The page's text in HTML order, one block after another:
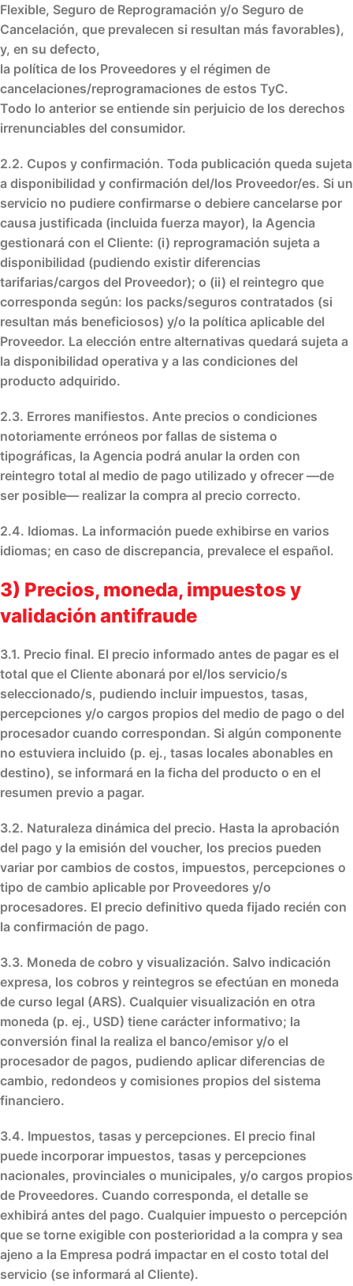
Flexible, Seguro de Reprogramación y/o Seguro de
Cancelación, que prevalecen si resultan más favorables),
y, en su defecto,
la política de los Proveedores y el régimen de
cancelaciones/reprogramaciones de estos TyC.
Todo lo anterior se entiende sin perjuicio de los derechos
irrenunciables del consumidor.
2.2. Cupos y confirmación. Toda publicación queda sujeta
a disponibilidad y confirmación del/los Proveedor/es. Si un
servicio no pudiere confirmarse o debiere cancelarse por
causa justificada (incluida fuerza mayor), la Agencia
gestionará con el Cliente: (i) reprogramación sujeta a
disponibilidad (pudiendo existir diferencias
tarifarias/cargos del Proveedor); o (ii) el reintegro que
corresponda según: los packs/seguros contratados (si
resultan más beneficiosos) y/o la política aplicable del
Proveedor. La elección entre alternativas quedará sujeta a
la disponibilidad operativa y a las condiciones del
producto adquirido.
2.3. Errores manifiestos. Ante precios o condiciones
notoriamente erróneos por fallas de sistema o
tipográficas, la Agencia podrá anular la orden con
reintegro total al medio de pago utilizado y ofrecer —de
ser posible— realizar la compra al precio correcto.
2.4. Idiomas. La información puede exhibirse en varios
idiomas; en caso de discrepancia, prevalece el español.
3) Precios, moneda, impuestos y
validación antifraude
3.1. Precio final. El precio informado antes de pagar es el
total que el Cliente abonará por el/los servicio/s
seleccionado/s, pudiendo incluir impuestos, tasas,
percepciones y/o cargos propios del medio de pago o del
procesador cuando correspondan. Si algún componente
no estuviera incluido (p. ej., tasas locales abonables en
destino), se informará en la ficha del producto o en el
resumen previo a pagar.
3.2. Naturaleza dinámica del precio. Hasta la aprobación
del pago y la emisión del voucher, los precios pueden
variar por cambios de costos, impuestos, percepciones o
tipo de cambio aplicable por Proveedores y/o
procesadores. El precio definitivo queda fijado recién con
la confirmación de pago.
3.3. Moneda de cobro y visualización. Salvo indicación
expresa, los cobros y reintegros se efectúan en moneda
de curso legal (ARS). Cualquier visualización en otra
moneda (p. ej., USD) tiene carácter informativo; la
conversión final la realiza el banco/emisor y/o el
procesador de pagos, pudiendo aplicar diferencias de
cambio, redondeos y comisiones propios del sistema
financiero.
3.4. Impuestos, tasas y percepciones. El precio final
puede incorporar impuestos, tasas y percepciones
nacionales, provinciales o municipales, y/o cargos propios
de Proveedores. Cuando corresponda, el detalle se
exhibirá antes del pago. Cualquier impuesto o percepción
que se torne exigible con posterioridad a la compra y sea
ajeno a la Empresa podrá impactar en el costo total del
servicio (se informará al Cliente).